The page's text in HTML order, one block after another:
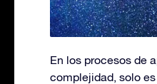
En los procesos de
complejidad, solo